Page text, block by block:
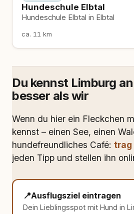
Hundeschule Elbtal
Hundeschule Elbtal in Elbtal
ca. 11 km
Du kennst Limburg
besser als wir
Wenn du hier ein Fleckchen
kennst – einen See, einen
hundefreundliches Café: trag
jeden Tipp und stellen ihn
📍Ausflugsziel eintragen
Dein Lieblingsspot mit Hund in